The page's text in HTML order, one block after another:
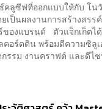
คลูซีฟที่ออกแบบให้กับ โ
เป็นผลงานการสร้างสรร
ร์ของแบรนด์ ตัวแจ็กเก็ตไ
อร์ตดิน พร้อมตีความซิลู
รรม งานคราฟต์ และดีไซ